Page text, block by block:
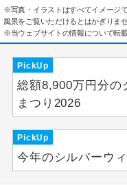
※写真・イラストはすべてイメージ
風景をご覧いただけるとはかぎりま
※当ウェブサイトの情報について転
PickUp
総額8,900万円分の
まつり2026
PickUp
今年のシルバーウ